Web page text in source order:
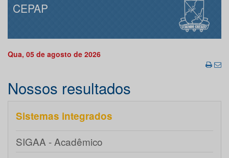
CEPAP
Qua, 05 de agosto de 2026
Nossos resultados
Sistemas integrados
SIGAA - Acadêmico